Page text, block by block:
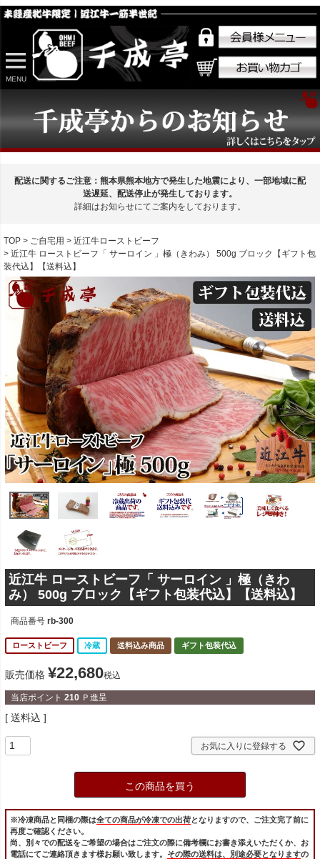
MENU
配送に関するご注意：熊本県熊本地方で発生した地震により、一部地域に配
送遅延、配送停止が発生しております。
詳細はお知らせにてご案内をしております。
TOP ご自宅用
近江牛ローストビーフ
近江牛 ローストビーフ「 サーロイン 」極（きわみ） 500g ブロック【ギフト包
装代込】【送料込】
近江牛 ローストビーフ「 サーロイン 」極（きわ
み） 500g ブロック【ギフト包装代込】【送料込】
商品番号 rb-300
ローストビーフ 冷蔵 送料込み商品 ギフト包装代込
販売価格 ¥22,680税込
当店ポイント 210 Ｐ進呈
送料込
お気に入りに登録する
この商品を買う
※冷凍商品と同梱の際は全ての商品が冷凍での出荷となりますので、ご注文完了前に
再度ご確認ください。
尚、別々での配送をご希望の場合はご注文の際に備考欄にお書き添えいただくか、お
電話にてご連絡頂きます様お願い致します。 その際の送料は、別途必要となりますの